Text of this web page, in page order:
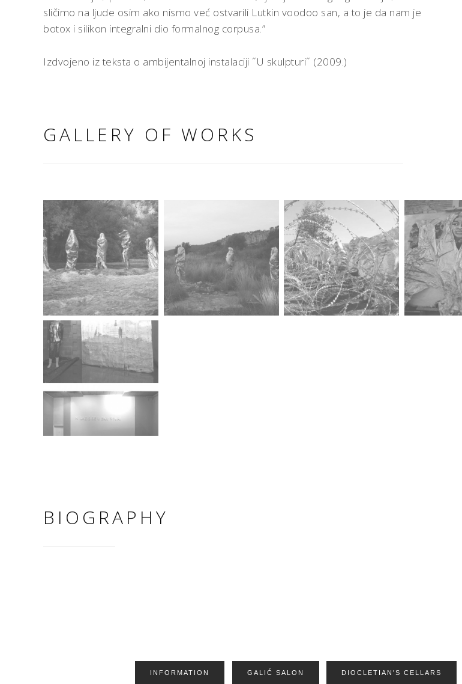
sličimo na ljude osim ako nismo već ostvarili Lutkin voodoo san, a to je da nam je
botox i silikon integralni dio formalnog corpusa.”
Izdvojeno iz teksta o ambijentalnoj instalaciji ˝U skulpturi˝ (2009.)
GALLERY OF WORKS
BIOGRAPHY
INFORMATION GALIĆ SALON DIOCLETIAN'S CELLARS